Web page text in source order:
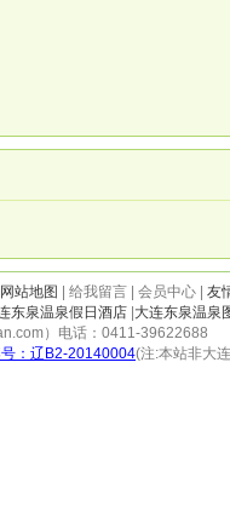
网站地图 | 给我留言 | 会员中心 | 友
东泉温泉假日酒店 大连东泉温泉
）电话：0411-39622688
号：辽B2-20140004(注:本站非大